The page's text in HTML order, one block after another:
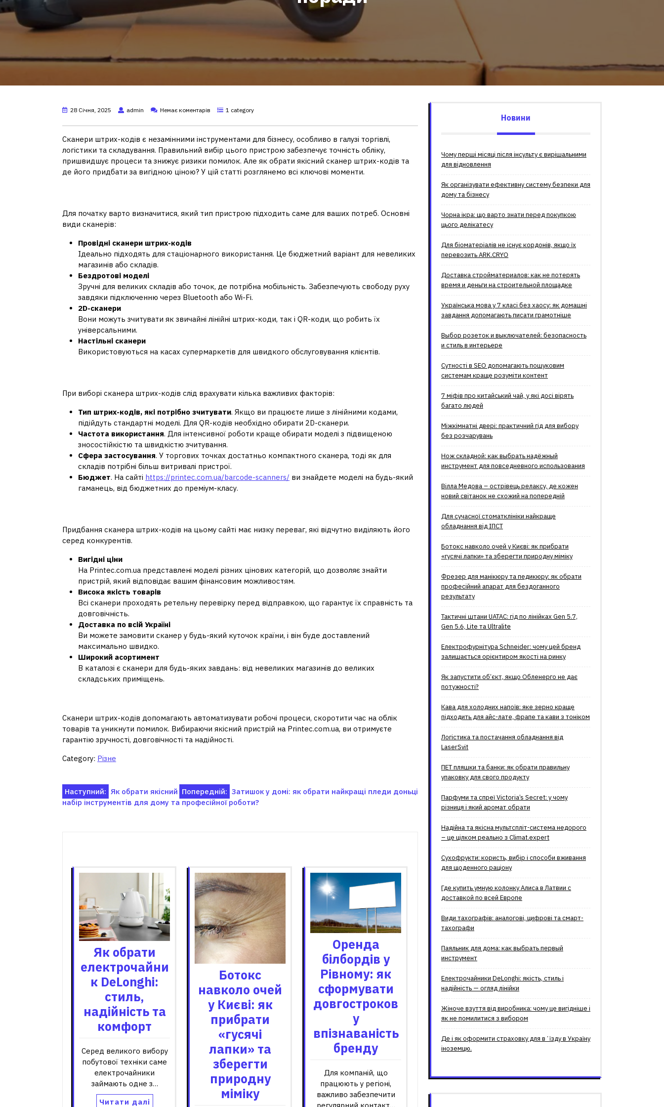
28 Січня, 2025 admin Немає коментарів 1 category
Сканери штрих-кодів є незамінними інструментами для бізнесу, особливо в галузі торгівлі,
логістики та складування. Правильний вибір цього пристрою забезпечує точність обліку,
пришвидшує процеси та знижує ризики помилок. Але як обрати якісний сканер штрих-кодів та
де його придбати за вигідною ціною? У цій статті розглянемо всі ключові моменти.
Для початку варто визначитися, який тип пристрою підходить саме для ваших потреб. Основні
види сканерів:
Провідні сканери штрих-кодів
Ідеально підходять для стаціонарного використання. Це бюджетний варіант для невеликих
магазинів або складів.
Бездротові моделі
Зручні для великих складів або точок, де потрібна мобільність. Забезпечують свободу руху
завдяки підключенню через Bluetooth або Wi-Fi.
2D-сканери
Вони можуть зчитувати як звичайні лінійні штрих-коди, так і QR-коди, що робить їх
універсальними.
Настільні сканери
Використовуються на касах супермаркетів для швидкого обслуговування клієнтів.
При виборі сканера штрих-кодів слід врахувати кілька важливих факторів:
Тип штрих-кодів, які потрібно зчитувати. Якщо ви працюєте лише з лінійними кодами,
підійдуть стандартні моделі. Для QR-кодів необхідно обирати 2D-сканери.
Частота використання. Для інтенсивної роботи краще обирати моделі з підвищеною
зносостійкістю та швидкістю зчитування.
Сфера застосування. У торгових точках достатньо компактного сканера, тоді як для
складів потрібні більш витривалі пристрої.
Бюджет. На сайті https://printec.com.ua/barcode-scanners/ ви знайдете моделі на будь-який
гаманець, від бюджетних до преміум-класу.
Придбання сканера штрих-кодів на цьому сайті має низку переваг, які відчутно виділяють його
серед конкурентів.
Вигідні ціни
На Printec.com.ua представлені моделі різних цінових категорій, що дозволяє знайти
пристрій, який відповідає вашим фінансовим можливостям.
Висока якість товарів
Всі сканери проходять ретельну перевірку перед відправкою, що гарантує їх справність та
довговічність.
Доставка по всій Україні
Ви можете замовити сканер у будь-який куточок країни, і він буде доставлений
максимально швидко.
Широкий асортимент
В каталозі є сканери для будь-яких завдань: від невеликих магазинів до великих
складських приміщень.
Сканери штрих-кодів допомагають автоматизувати робочі процеси, скоротити час на облік
товарів та уникнути помилок. Вибираючи якісний пристрій на Printec.com.ua, ви отримуєте
гарантію зручності, довговічності та надійності.
Category: Різне
Навігація
Попередній: Затишок у домі: як обрати найкращі пледи доньці
Наступний: Як обрати якісний
набір інструментів для дому та професійної роботи?
Як обрати
електрочайни
к DeLonghi:
стиль,
надійність та
комфорт
Серед великого вибору
побутової техніки саме
електрочайники
займають одне з…
Читати далі
Ботокс
навколо очей
у Києві: як
прибрати
«гусячі
лапки» та
зберегти
природну
міміку
Оренда
білбордів у
Рівному: як
сформувати
довгостроков
у
впізнаваність
бренду
Для компаній, що
працюють у регіоні,
важливо забезпечити
Новини
Чому перші місяці після інсульту є вирішальними
для відновлення
Як організувати ефективну систему безпеки для
дому та бізнесу
Чорна ікра: що варто знати перед покупкою
цього делікатесу
Для біоматеріалів не існує кордонів, якщо їх
перевозить ARK.CRYO
Доставка стройматериалов: как не потерять
время и деньги на строительной площадке
Українська мова у 7 класі без хаосу: як домашні
завдання допомагають писати грамотніше
Выбор розеток и выключателей: безопасность
и стиль в интерьере
Сутності в SEO допомагають пошуковим
системам краще розуміти контент
7 міфів про китайський чай, у які досі вірять
багато людей
Міжкімнатні двері: практичний гід для вибору
без розчарувань
Нож складной: как выбрать надёжный
инструмент для повседневного использования
Вілла Медова – острівець релаксу, де кожен
новий світанок не схожий на попередній
Для сучасної стоматклініки найкраще
обладнання від ІПСТ
Ботокс навколо очей у Києві: як прибрати
«гусячі лапки» та зберегти природну міміку
Фрезер для манікюру та педикюру: як обрати
професійний апарат для бездоганного
результату
Тактичні штани UATAC: гід по лінійках Gen 5.7,
Gen 5.6, Lite та Ultralite
Електрофурнітура Schneider: чому цей бренд
залишається орієнтиром якості на ринку
Як запустити об’єкт, якщо Обленерго не дає
потужності?
Кава для холодних напоїв: яке зерно краще
підходить для айс-лате, фрапе та кави з тоніком
Логістика та постачання обладнання від
LaserSvit
ПЕТ пляшки та банки: як обрати правильну
упаковку для свого продукту
Парфуми та спреї Victoria’s Secret: у чому
різниця і який аромат обрати
Надійна та якісна мультспліт-система недорого
– це цілком реально з Climat.еxpert
Сухофрукти: користь, вибір і способи вживання
для щоденного раціону
Где купить умную колонку Алиса в Латвии с
доставкой по всей Европе
Види тахографів: аналогові, цифрові та смарт-
тахографи
Паяльник для дома: как выбрать первый
инструмент
Електрочайники DeLonghi: якість, стиль і
надійність — огляд лінійки
Жіноче взуття від виробника: чому це вигідніше і
як не помилитися з вибором
Де і як оформити страховку для вʼїзду в Україну
іноземцю.